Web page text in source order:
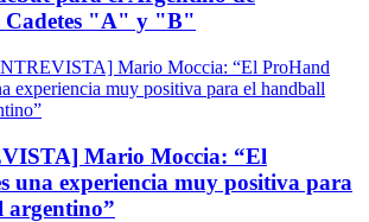
Cadetes "A" y "B"
Mario Moccia: “El
una experiencia muy positiva para
argentino”